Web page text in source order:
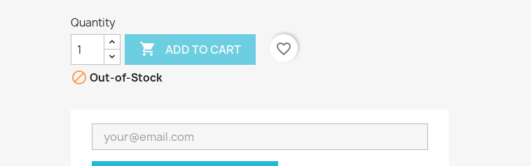
Quantity
 ADD TO CART
favorite_border
 Out-of-Stock